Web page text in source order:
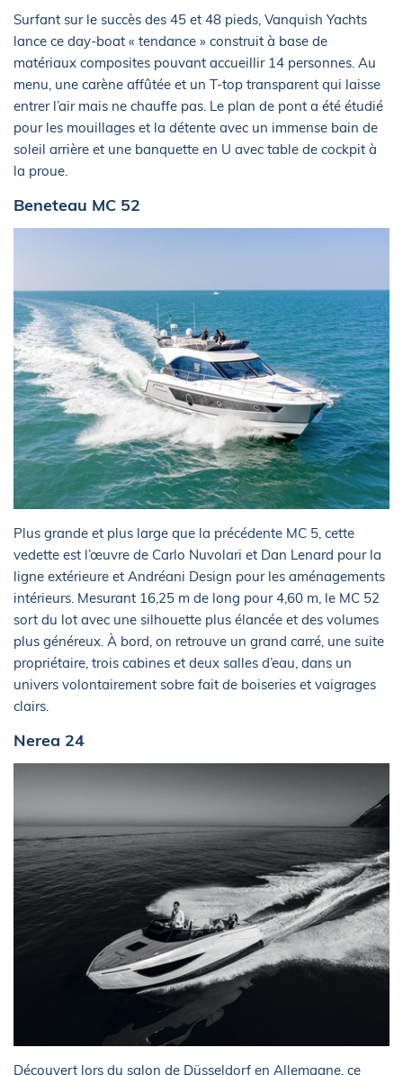
Surfant sur le succès des 45 et 48 pieds, Vanquish Yachts
lance ce day-boat « tendance » construit à base de
matériaux composites pouvant accueillir 14 personnes. Au
menu, une carène affûtée et un T-top transparent qui laisse
entrer l’air mais ne chauffe pas. Le plan de pont a été étudié
pour les mouillages et la détente avec un immense bain de
soleil arrière et une banquette en U avec table de cockpit à
la proue.
Beneteau MC 52
Plus grande et plus large que la précédente MC 5, cette
vedette est l’œuvre de Carlo Nuvolari et Dan Lenard pour la
ligne extérieure et Andréani Design pour les aménagements
intérieurs. Mesurant 16,25 m de long pour 4,60 m, le MC 52
sort du lot avec une silhouette plus élancée et des volumes
plus généreux. À bord, on retrouve un grand carré, une suite
propriétaire, trois cabines et deux salles d’eau, dans un
univers volontairement sobre fait de boiseries et vaigrages
clairs.
Nerea 24
Découvert lors du salon de Düsseldorf en Allemagne, ce